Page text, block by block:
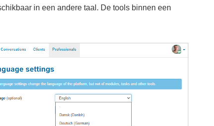
in een andere taal. De tools binnen een